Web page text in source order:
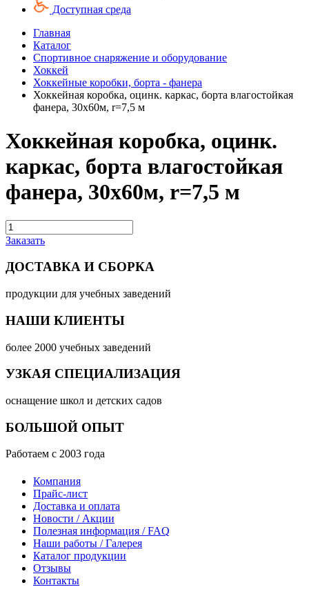
Доступная среда
Главная
Каталог
Спортивное снаряжение и оборудование
Хоккей
Хоккейные коробки, борта - фанера
Хоккейная коробка, оцинк. каркас, борта влагостойкая
фанера, 30х60м, r=7,5 м
Хоккейная коробка, оцинк.
каркас, борта влагостойкая
фанера, 30х60м, r=7,5 м
Заказать
ДОСТАВКА И СБОРКА
продукции для учебных заведений
НАШИ КЛИЕНТЫ
более 2000 учебных заведений
УЗКАЯ СПЕЦИАЛИЗАЦИЯ
оснащение школ и детских садов
БОЛЬШОЙ ОПЫТ
Работаем с 2003 года
Компания
Прайс-лист
Доставка и оплата
Новости / Акции
Полезная информация / FAQ
Наши работы / Галерея
Каталог продукции
Отзывы
Контакты